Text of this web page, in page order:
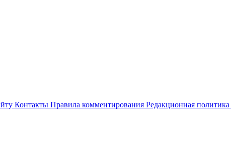
Контакты Правила комментирования Редакционная политика